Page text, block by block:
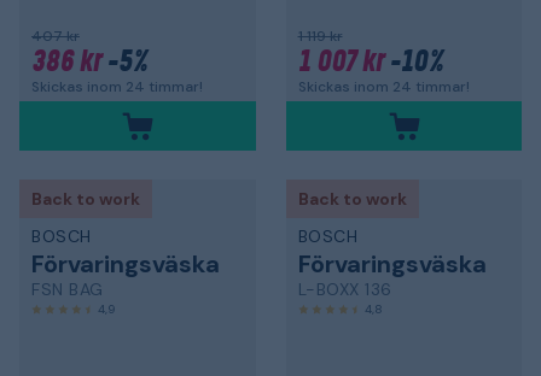
407 kr
386 kr-5%
Skickas inom 24 timmar!
1 119 kr
1 007 kr-10%
Skickas inom 24 timmar!
Back to work
BOSCH
Förvaringsväska
FSN BAG
4,9
Back to work
BOSCH
Förvaringsväska
L-BOXX 136
4,8